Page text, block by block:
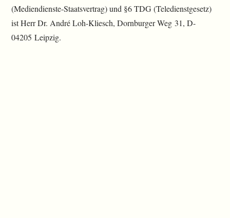
(Mediendienste-Staatsvertrag) und §6 TDG (Teledienstgesetz)
ist Herr Dr. André Loh-Kliesch, Dornburger Weg 31, D-
04205 Leipzig.